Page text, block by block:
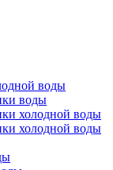
воды
воды
холодной воды
холодной воды